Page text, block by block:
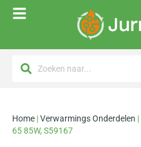
Home |Verwarmings Onderdelen |
65 85W, S59167